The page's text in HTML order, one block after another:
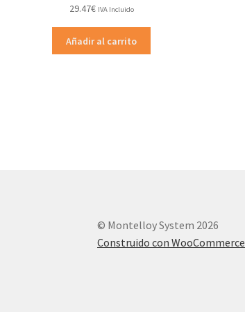
29.47€ IVA Incluido
Añadir al carrito
© Montelloy System 2026
Construido con WooCommerce